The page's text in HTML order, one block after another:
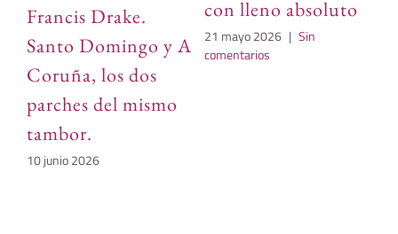
Francis Drake.
Santo Domingo y A
Coruña, los dos
parches del mismo
tambor.
10 junio 2026
con lleno absoluto
21 mayo 2026 | Sin
comentarios